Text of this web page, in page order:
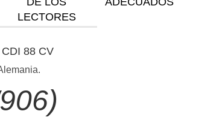
LECTORES
88 CV